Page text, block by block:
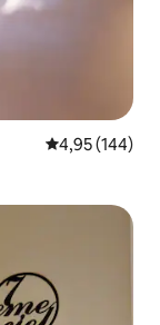
Gemiddelde
4,95 (144)